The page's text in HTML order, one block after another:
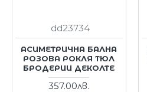
dd23734
АСИМЕТРИЧНА БАЛНА
РОЗОВА РОКЛЯ ТЮЛ
БРОДЕРИИ ДЕКОЛТЕ
357.00лв.